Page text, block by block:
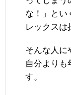
な！」とい
レックスは
そんな人に
自分よりも
す。